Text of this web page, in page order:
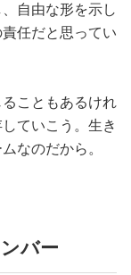
自由な形を示し
任だと思ってい
こともあるけれ
ていこう。生き
なのだから。
バー